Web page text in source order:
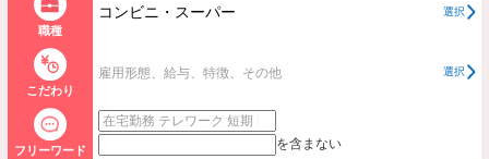
職種
コンビニ・スーパー 選択
こだわり
雇用形態、給与、特徴、その他 選択
フリーワード を含まない